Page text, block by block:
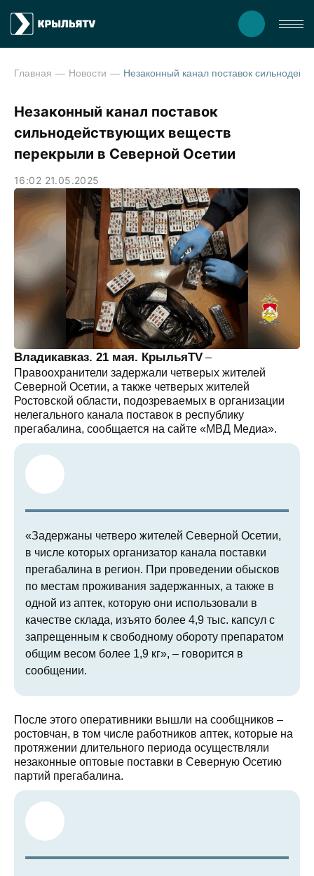
Главная Новости
Незаконный канал поставок
сильнодействующих веществ
перекрыли в Северной Осетии
16:02 21.05.2025
Владикавказ. 21 мая. КрыльяTV –
Правоохранители задержали четверых жителей
Северной Осетии, а также четверых жителей
Ростовской области, подозреваемых в организации
нелегального канала поставок в республику
прегабалина, сообщается на сайте «МВД Медиа».
«Задержаны четверо жителей Северной Осетии,
в числе которых организатор канала поставки
прегабалина в регион. При проведении обысков
по местам проживания задержанных, а также в
одной из аптек, которую они использовали в
качестве склада, изъято более 4,9 тыс. капсул с
запрещенным к свободному обороту препаратом
общим весом более 1,9 кг», – говорится в
сообщении.
После этого оперативники вышли на сообщников –
ростовчан, в том числе работников аптек, которые на
протяжении длительного периода осуществляли
незаконные оптовые поставки в Северную Осетию
партий прегабалина.